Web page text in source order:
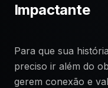
Impactante
Para que sua
preciso ir além do
gerem conexão e